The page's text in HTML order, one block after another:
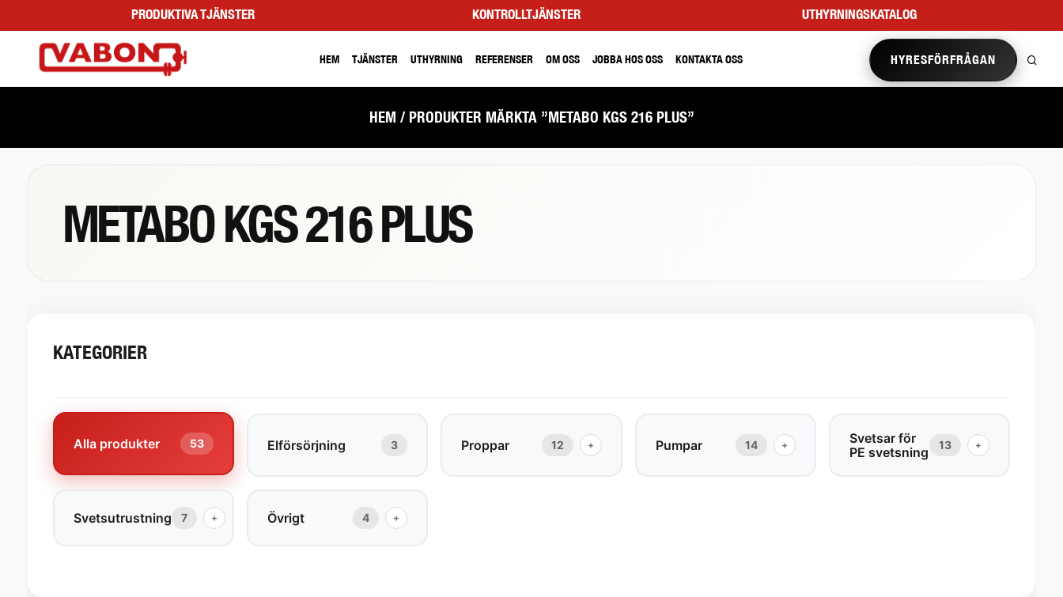
PRODUKTIVA TJÄNSTER KONTROLLTJÄNSTER UTHYRNINGSKATALOG
HEM TJÄNSTER UTHYRNING REFERENSER OM OSS JOBBA HOS OSS KONTAKTA OSS HYRESFÖRFRÅGAN
HEM / PRODUKTER MÄRKTA ”METABO KGS 216 PLUS”
METABO KGS 216 PLUS
KATEGORIER
Alla produkter 53 Elförsörjning 3 Proppar 12 + Pumpar 14 +
Svetsar för
PE svetsning
13 +
Svetsutrustning 7 + Övrigt 4 +